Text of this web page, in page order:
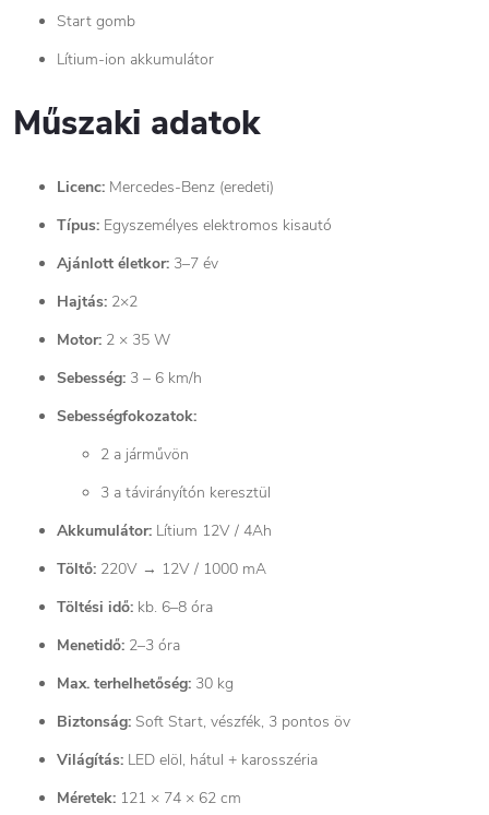
Start gomb
Lítium-ion akkumulátor
Műszaki adatok
Licenc: Mercedes-Benz (eredeti)
Típus: Egyszemélyes elektromos kisautó
Ajánlott életkor: 3–7 év
Hajtás: 2×2
Motor: 2 × 35 W
Sebesség: 3 – 6 km/h
Sebességfokozatok:
2 a járművön
3 a távirányítón keresztül
Akkumulátor: Lítium 12V / 4Ah
Töltő: 220V → 12V / 1000 mA
Töltési idő: kb. 6–8 óra
Menetidő: 2–3 óra
Max. terhelhetőség: 30 kg
Biztonság: Soft Start, vészfék, 3 pontos öv
Világítás: LED elöl, hátul + karosszéria
Méretek: 121 × 74 × 62 cm